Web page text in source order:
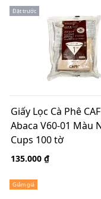
Đặt trước
Giấy Lọc Cà Phê
Abaca V60-01 Màu
Cups 100 tờ
135.000 ₫
Giảm giá